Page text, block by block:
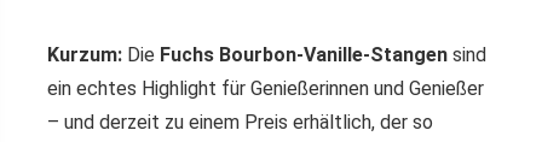
Kurzum: Die Fuchs Bourbon-Vanille-Stangen sind
ein echtes Highlight für Genießerinnen und Genießer
– und derzeit zu einem Preis erhältlich, der so